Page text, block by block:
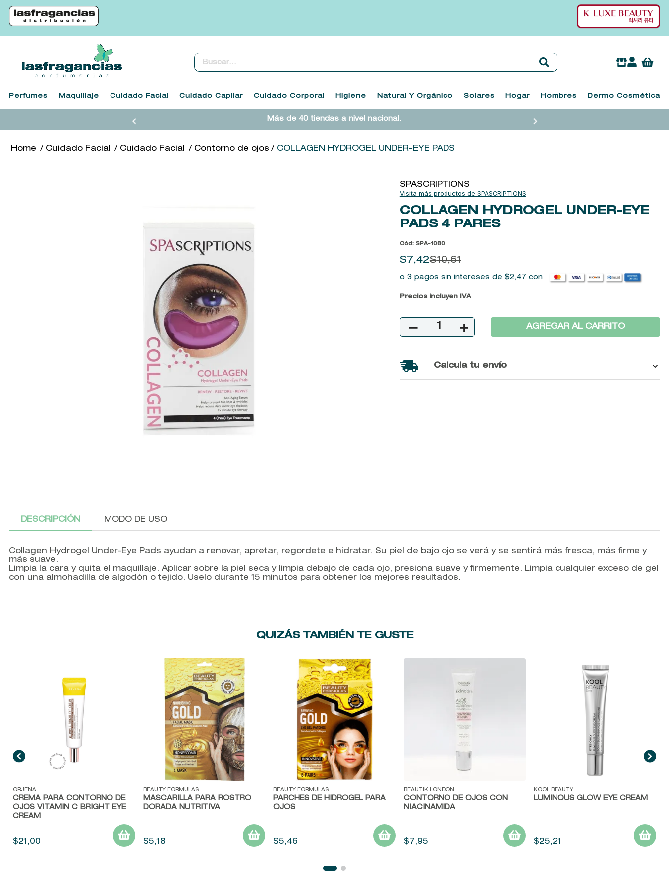
Buscar...
Perfumes Maquillaje Cuidado Facial Cuidado Capilar Cuidado Corporal Higiene Natural Y Orgánico Solares Hogar Hombres Dermo Cosmética
Más de 40 tiendas a nivel nacional.
Cuidado Facial Cuidado Facial Contorno de ojos COLLAGEN HYDROGEL UNDER-EYE PADS
SPASCRIPTIONS
SPASCRIPTIONS
COLLAGEN HYDROGEL UNDER-EYE
PADS 4 PARES
Cód : SPA-1080
$ 7,42$10,61
o 3 pagos sin intereses de $2,47 con
Precios incluyen IVA
＋
－ AGREGAR AL CARRITO
Calcula tu envío
DESCRIPCIÓN MODO DE USO
Collagen Hydrogel Under-Eye Pads ayudan a renovar, apretar, regordete e hidratar. Su piel de bajo ojo se verá y se sentirá más fresca, más firme y
más suave.
Limpia la cara y quita el maquillaje. Aplicar sobre la piel seca y limpia debajo de cada ojo, presiona suave y firmemente. Limpia cualquier exceso de gel
con una almohadilla de algodón o tejido. Uselo durante 15 minutos para obtener los mejores resultados.
QUIZÁS TAMBIÉN TE GUSTE
Vista rápida
ORJENA
CREMA PARA CONTORNO DE
OJOS VITAMIN C BRIGHT EYE
CREAM
$21 ,00
Vista rápida
BEAUTY FORMULAS
MASCARILLA PARA ROSTRO
DORADA NUTRITIVA
$5,18
Vista rápida
BEAUTY FORMULAS
PARCHES DE HIDROGEL PARA
OJOS
$5,46
Vista rápida
BEAUTIK LONDON
CONTORNO DE OJOS CON
NIACINAMIDA
$ 7,95
Vista rápida
KOOL BEAUTY
LUMINOUS GLOW EYE CREAM
$25,21
1.
heathcote
sol ipanema
3.
cleanance
4 .
giftset
10
john frieda